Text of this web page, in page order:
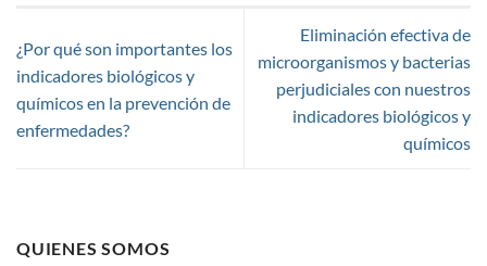
QUIENES SOMOS
¿Por qué son importantes los
indicadores biológicos y
químicos en la prevención de
enfermedades?
Eliminación efectiva de
microorganismos y bacterias
perjudiciales con nuestros
indicadores biológicos y
químicos